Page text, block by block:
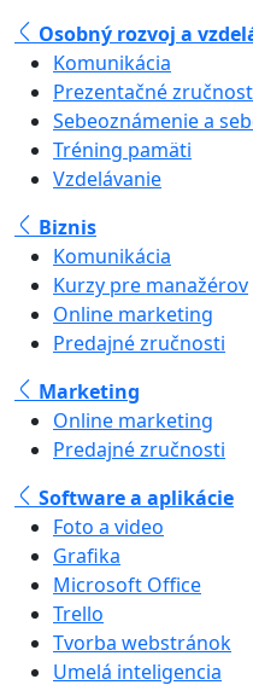
Osobný rozvoj a
Komunikácia
Prezentačné
Sebeoznámenie a
Tréning pamäti
Vzdelávanie
Biznis
Komunikácia
Kurzy pre manažérov
Online marketing
Predajné zručnosti
Marketing
Online marketing
Predajné zručnosti
Software a aplikácie
Foto a video
Grafika
Microsoft Office
Trello
Tvorba webstránok
Umelá inteligencia